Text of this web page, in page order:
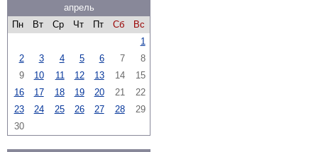
апрель
Пн
Вт Ср Чт Пт Сб
Вс
1
2
3 4 5 6 7
8
9
10 11 12 13 14
15
16
17 18 19 20 21
22
23
24 25 26 27 28
29
30